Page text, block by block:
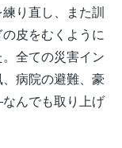
り直し、また訓
皮をむくように
全ての災害イン
病院の避難、豪
んでも取り上げ